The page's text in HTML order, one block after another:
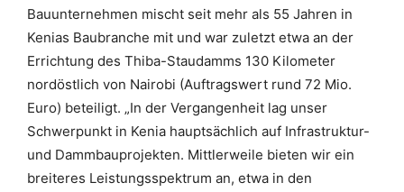
Bauunternehmen mischt seit mehr als 55 Jahren in
Kenias Baubranche mit und war zuletzt etwa an der
Errichtung des Thiba-Staudamms 130 Kilometer
nordöstlich von Nairobi (Auftragswert rund 72 Mio.
Euro) beteiligt. „In der Vergangenheit lag unser
Schwerpunkt in Kenia hauptsächlich auf Infrastruktur-
und Dammbauprojekten. Mittlerweile bieten wir ein
breiteres Leistungsspektrum an, etwa in den